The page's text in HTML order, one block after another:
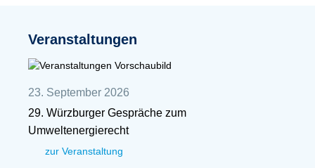
Veranstaltungen
23. September 2026
29. Würzburger Gespräche zum
Umweltenergierecht
zur Veranstaltung